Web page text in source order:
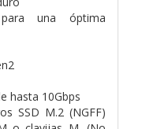
una óptima
hasta 10Gbps
SSD M.2 (NGFF)